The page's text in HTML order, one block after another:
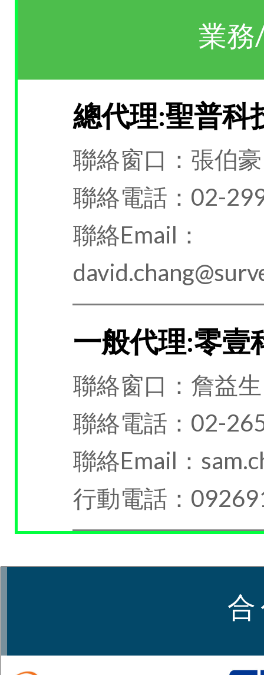
業務
總代理:聖普科
聯絡窗口：張伯豪
聯絡電話：02-
聯絡Email：
一般代理:零壹
聯絡窗口：詹益生
聯絡電話：02-
聯絡Email：
行動電話：
合